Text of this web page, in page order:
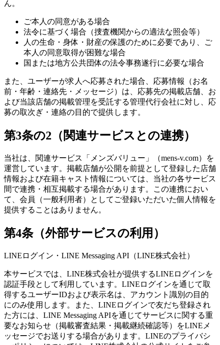
ん。
ご本人の同意がある場合
法令に基づく場合（捜査機関からの適法な照会等）
人の生命・身体・財産の保護のために必要であり、ご
本人の同意取得が困難な場合
国または地方公共団体の法令事務遂行に必要な場合
また、ユーザーが求人へ応募された場合、応募情報（お名
前・年齢・連絡先・メッセージ）は、応募先の掲載店舗、お
よび当該店舗の掲載管理を受託する管理代行会社に対し、応
募の取次ぎ・連絡の目的で提供します。
第3条の2（関連サービスとの連携）
当社は、関連サービス「メンズバリュー」（mens-v.com）を
運営しています。掲載店舗が公開を前提として登録した店舗
情報および在籍キャスト情報については、当社の各サービス
間で連携・相互掲載する場合があります。この連携におい
て、会員（一般利用者）としてご登録いただいた個人情報を
提供することはありません。
第4条（外部サービスの利用）
LINEログイン・LINE Messaging API（LINE株式会社）
本サービスでは、LINE株式会社が提供するLINEログインを
認証手段として利用しています。LINEログインを通じて取
得するユーザーIDおよび表示名は、アカウント識別の目的
にのみ使用します。また、LINEログインで友だち登録され
た方には、LINE Messaging APIを通じてサービスに関する重
要なお知らせ（掲載審査結果・掲載継続確認等）をLINEメ
ッセージでお送りする場合があります。LINEのプライバシ